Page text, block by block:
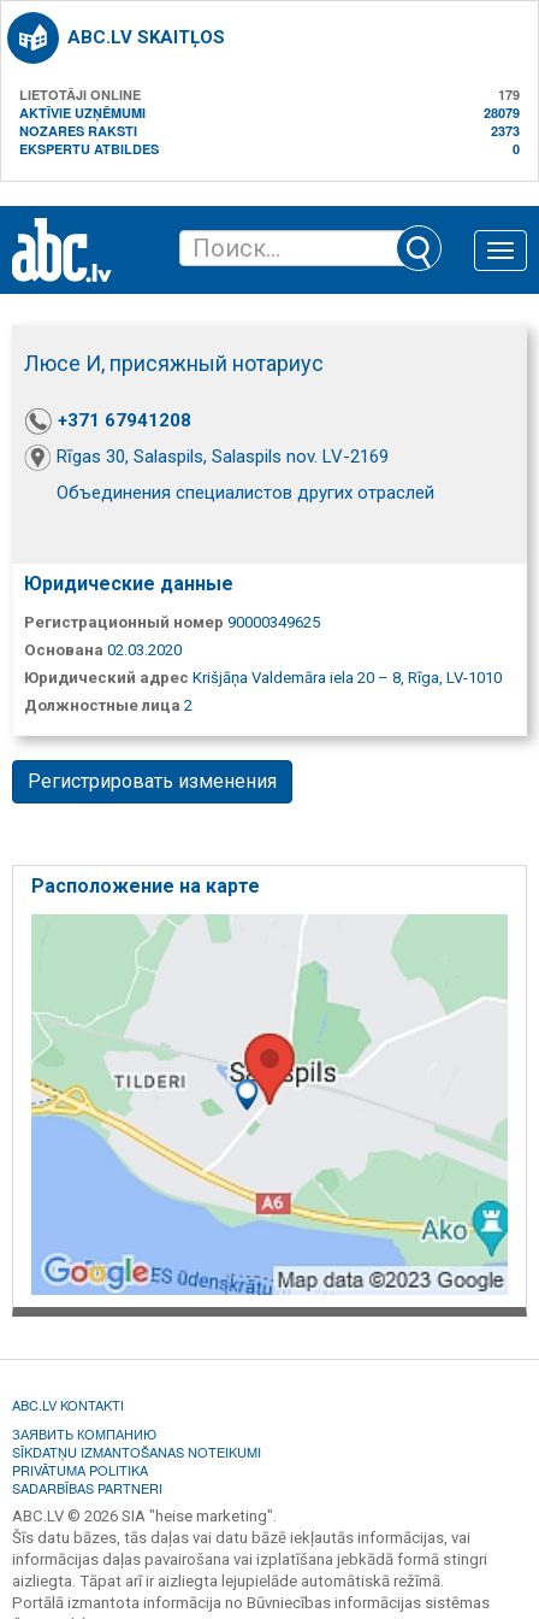
ABC.LV SKAITĻOS
LIETOTĀJI ONLINE
179
AKTĪVIE UZŅĒMUMI
28079
NOZARES RAKSTI
2373
EKSPERTU ATBILDES
0
Toggle
Люсе И, присяжный нотариус
+371 67941208
Rīgas 30, Salaspils, Salaspils nov. LV-2169
Объединения специалистов других отраслей
Юридические данные
Регистрационный номер 90000349625
Основана 02.03.2020
Юридический адрес Krišjāņa Valdemāra iela 20 – 8, Rīga, LV-1010
Должностные лица 2
Регистрировать изменения
Расположение на карте
ABC.LV KONTAKTI
ЗАЯВИТЬ КОМПАНИЮ
SĪKDATŅU IZMANTOŠANAS NOTEIKUMI
PRIVĀTUMA POLITIKA
SADARBĪBAS PARTNERI
ABC.LV © 2026 SIA "heise marketing".
Šīs datu bāzes, tās daļas vai datu bāzē iekļautās informācijas, vai
informācijas daļas pavairošana vai izplatīšana jebkādā formā stingri
aizliegta. Tāpat arī ir aizliegta lejupielāde automātiskā režīmā.
Portālā izmantota informācija no Būvniecības informācijas sistēmas